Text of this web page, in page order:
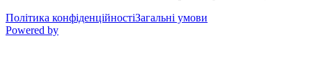
Політика конфіденційностіЗагальні умови
Powered by